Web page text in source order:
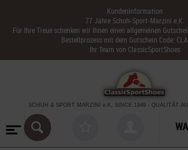
Kundeninformation
77 Jahre Schuh-Sport-Marzini e.K.
Für Ihre Treue schenken wir Ihnen einen allgemeinen
Bestellprozess mit dem Gutschein Code:
Ihr Team von ClassicSportShoes
SCHUH & SPORT MARZINI e.K. SINCE 1949 - QUALITÄT